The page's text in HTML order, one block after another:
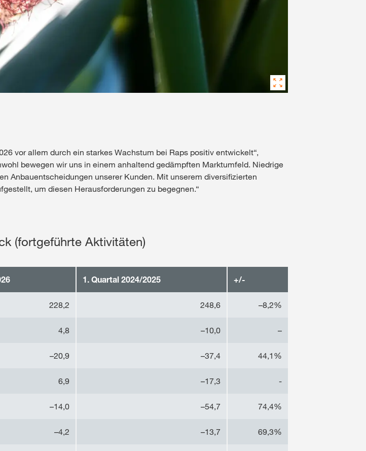
vor allem durch ein starkes Wachstum bei Raps positiv entwickelt“,
bewegen wir uns in einem anhaltend gedämpften Marktumfeld. Niedrige
Anbauentscheidungen unserer Kunden. Mit unserem diversifizierten
um diesen Herausforderungen zu begegnen.“
(fortgeführte Aktivitäten)
1. Quartal 2024/2025 +/-
228,2 248,6 –8,2%
4,8 –10,0 –
–20,9 –37,4 44,1%
6,9 –17,3 -
–14,0 –54,7 74,4%
–4,2 –13,7 69,3%